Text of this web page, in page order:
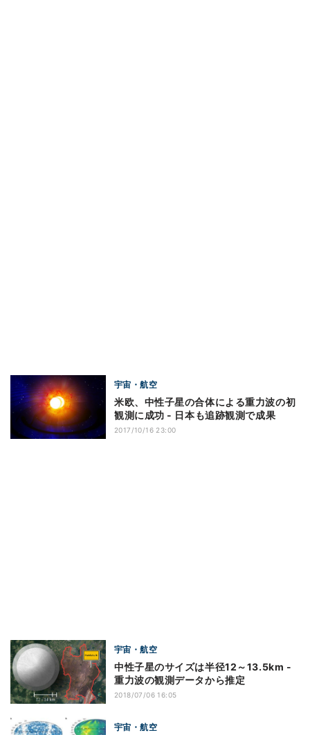
宇宙・航空
米欧、中性子星の合体による重力波の初
観測に成功 - 日本も追跡観測で成果
2017/10/16 23:00
宇宙・航空
中性子星のサイズは半径12～13.5km -
重力波の観測データから推定
2018/07/06 16:05
宇宙・航空